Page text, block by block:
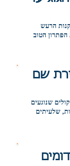
הרעש
להיות הפתרון הטוב
שם
שנוגעים
שלעיתים